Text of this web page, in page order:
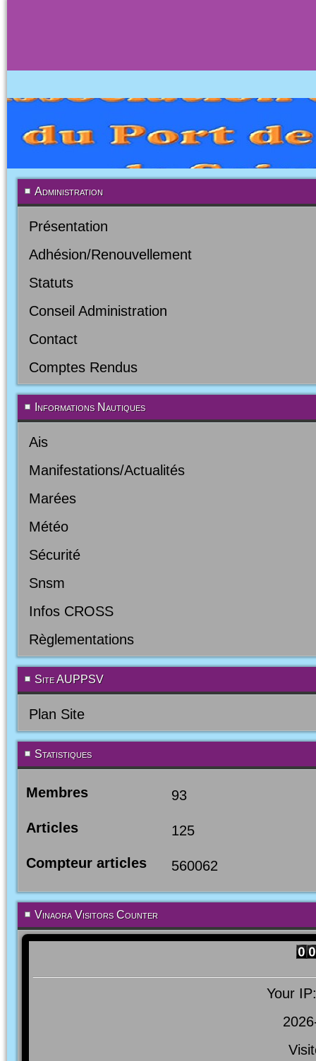
Administration
Présentation
Adhésion/Renouvellement
Statuts
Conseil Administration
Contact
Comptes Rendus
Informations Nautiques
Ais
Manifestations/Actualités
Marées
Météo
Sécurité
Snsm
Infos CROSS
Règlementations
Site AUPPSV
Plan Site
Statistiques
Membres 93
Articles 125
Compteur articles 560062
Vinaora Visitors Counter
Your